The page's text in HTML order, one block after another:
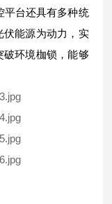
平台还具有多种统
伏能源为动力，实
环境枷锁，能够